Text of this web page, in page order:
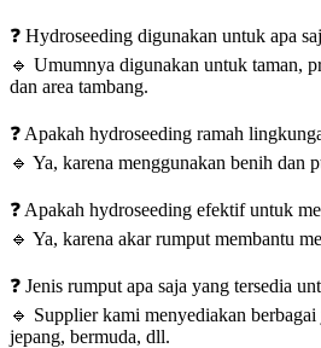
❓ Hydroseeding digunakan untuk apa
🔹 Umumnya digunakan untuk taman,
dan area tambang.
❓ Apakah hydroseeding ramah
🔹 Ya, karena menggunakan benih dan
❓ Apakah hydroseeding efektif untuk
🔹 Ya, karena akar rumput membantu
❓ Jenis rumput apa saja yang tersedia
🔹 Supplier kami menyediakan
jepang, bermuda, dll.